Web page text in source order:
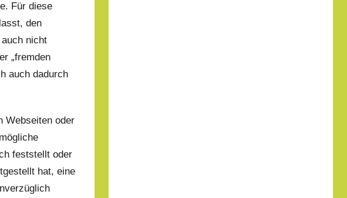
Für diese
den
nicht
„fremden
auch dadurch
Webseiten oder
feststellt oder
hat, eine